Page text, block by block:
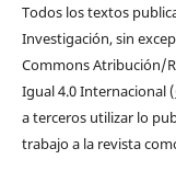
Todos los textos
Investigación, sin
Commons Atribución/
Igual 4.0 Internacional (
a terceros utilizar lo
trabajo a la revista